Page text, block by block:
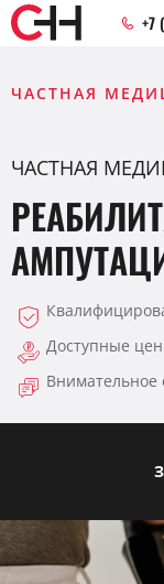
+7
ЧАСТНАЯ
ЧАСТНАЯ
Доступные
Внимательное